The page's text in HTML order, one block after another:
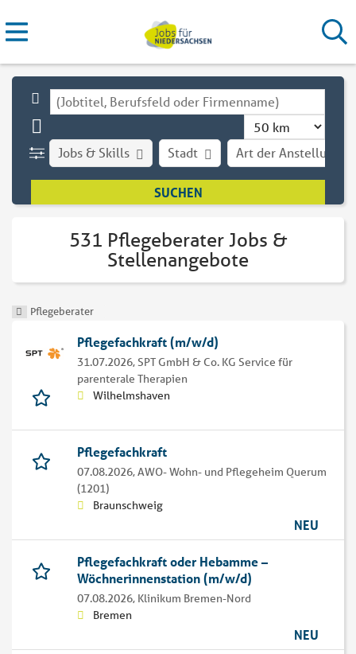
Stadt Art der Anstellung
Jobs & Skills
531 Pflegeberater Jobs &
Stellenangebote
Pflegeberater
Pflegefachkraft (m/w/d)
31.07.2026,SPT GmbH & Co. KG Service für
parenterale Therapien
Wilhelmshaven
Pflegefachkraft
07.08.2026,AWO- Wohn- und Pflegeheim Querum
(1201)
Braunschweig
NEU
Pflegefachkraft oder Hebamme –
Wöchnerinnenstation (m/w/d)
07.08.2026, Klinikum Bremen-Nord
Bremen
NEU